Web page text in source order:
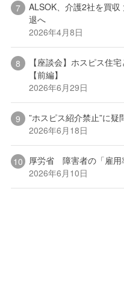
ALSOK、介護2社を買
退へ
2026年4月8日
【座談会】ホスピス住
【前編】
2026年6月29日
”ホスピス紹介禁止”に疑
2026年6月18日
厚労省 障害者の「雇用
2026年6月10日